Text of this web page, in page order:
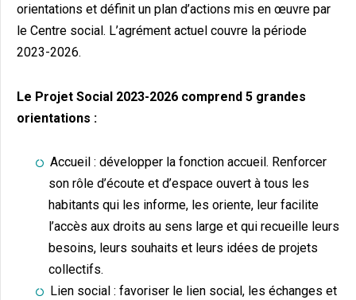
orientations et définit un plan d’actions mis en œuvre par
le Centre social. L’agrément actuel couvre la période
2023-2026.
Le Projet Social 2023-2026 comprend 5 grandes
orientations :
Accueil : développer la fonction accueil. Renforcer
son rôle d’écoute et d’espace ouvert à tous les
habitants qui les informe, les oriente, leur facilite
l’accès aux droits au sens large et qui recueille leurs
besoins, leurs souhaits et leurs idées de projets
collectifs.
Lien social : favoriser le lien social, les échanges et